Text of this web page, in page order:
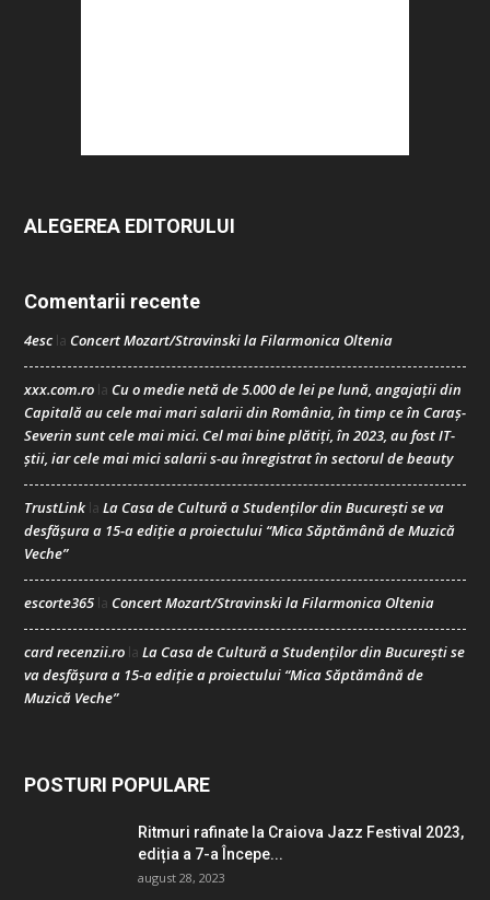
ALEGEREA EDITORULUI
Comentarii recente
4esc la Concert Mozart/Stravinski la Filarmonica Oltenia
xxx.com.ro la Cu o medie netă de 5.000 de lei pe lună, angajații din
Capitală au cele mai mari salarii din România, în timp ce în Caraș-
Severin sunt cele mai mici. Cel mai bine plătiți, în 2023, au fost IT-
știi, iar cele mai mici salarii s-au înregistrat în sectorul de beauty
TrustLink la La Casa de Cultură a Studenților din București se va
desfășura a 15-a ediție a proiectului “Mica Săptămână de Muzică
Veche”
escorte365 la Concert Mozart/Stravinski la Filarmonica Oltenia
card recenzii.ro la La Casa de Cultură a Studenților din București se
va desfășura a 15-a ediție a proiectului “Mica Săptămână de
Muzică Veche”
POSTURI POPULARE
Ritmuri rafinate la Craiova Jazz Festival 2023,
ediția a 7-a Începe...
august 28, 2023